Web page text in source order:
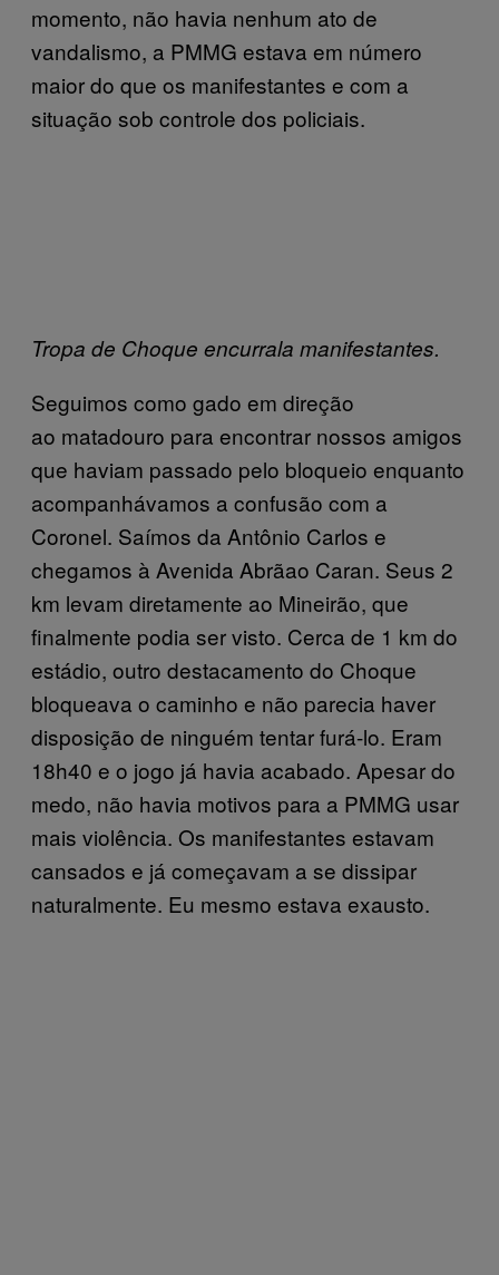
momento, não havia nenhum ato de
vandalismo, a PMMG estava em número
maior do que os manifestantes e com a
situação sob controle dos policiais.
Tropa de Choque encurrala manifestantes.
Seguimos como gado em direção
ao matadouro para encontrar nossos amigos
que haviam passado pelo bloqueio enquanto
acompanhávamos a confusão com a
Coronel. Saímos da Antônio Carlos e
chegamos à Avenida Abrãao Caran. Seus 2
km levam diretamente ao Mineirão, que
finalmente podia ser visto. Cerca de 1 km do
estádio, outro destacamento do Choque
bloqueava o caminho e não parecia haver
disposição de ninguém tentar furá-lo. Eram
18h40 e o jogo já havia acabado. Apesar do
medo, não havia motivos para a PMMG usar
mais violência. Os manifestantes estavam
cansados e já começavam a se dissipar
naturalmente. Eu mesmo estava exausto.